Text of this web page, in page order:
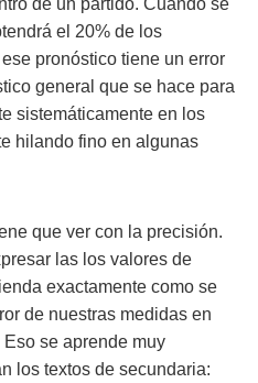
de un partido. Cuando se
el 20% de los
pronóstico tiene un error
general que se hace para
sistemáticamente en los
hilando fino en algunas
que ver con la precisión.
las los valores de
exactamente como se
de nuestras medidas en
Eso se aprende muy
los textos de secundaria: